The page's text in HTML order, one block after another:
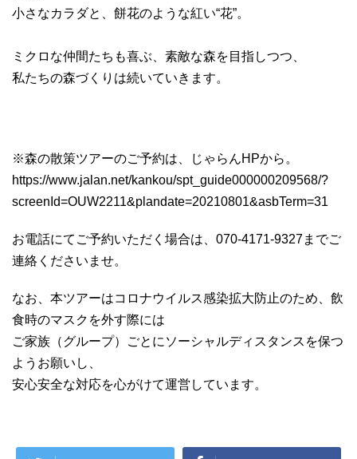
小さなカラダと、餅花のような紅い“花”。
ミクロな仲間たちも喜ぶ、素敵な森を目指しつつ、
私たちの森づくりは続いていきます。
※森の散策ツアーのご予約は、じゃらんHPから。
https://www.jalan.net/kankou/spt_guide000000209568/?
screenId=OUW2211&plandate=20210801&asbTerm=31
お電話にてご予約いただく場合は、070-4171-9327までご
連絡くださいませ。
なお、本ツアーはコロナウイルス感染拡大防止のため、飲
食時のマスクを外す際には
ご家族（グループ）ごとにソーシャルディスタンスを保つ
ようお願いし、
安心安全な対応を心がけて運営しています。